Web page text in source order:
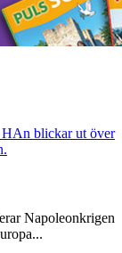
Napoleonkrigen